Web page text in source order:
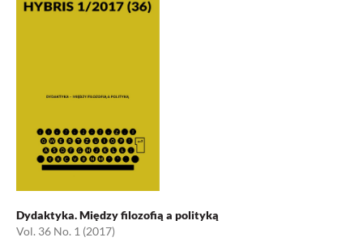
Dydaktyka. Między filozofią a polityką
Vol. 36 No. 1 (2017)